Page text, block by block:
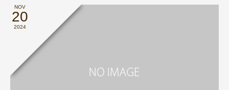
NOV
20
2024